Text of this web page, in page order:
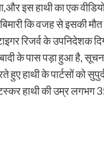
इस हाथी का एक
कि वजह से इसकी
रिजर्व के उपनिदेशक
के पास पड़ा हुआ है,
हाथी के पार्टसों को
हाथी की उम्र लगभग